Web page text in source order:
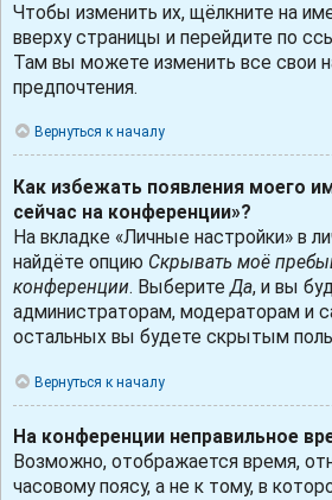
Чтобы изменить их, щёлкните на
вверху страницы и перейдите по
Там вы можете изменить все свои
предпочтения.
Вернуться к началу
Как избежать появления моего
сейчас на конференции»?
На вкладке «Личные настройки» в
найдёте опцию Скрывать моё
конференции. ВыберитеДа, и вы
администраторам, модераторам и
остальных вы будете скрытым
Вернуться к началу
На конференции неправильное
Возможно, отображается время,
часовому поясу, а не к тому, в